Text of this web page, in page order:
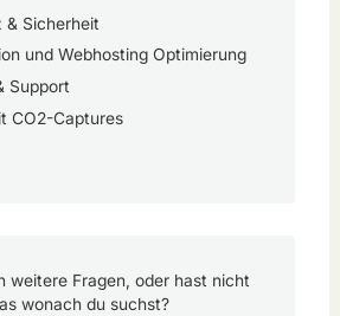
& Sicherheit
und Webhosting Optimierung
Support
CO2-Captures
weitere Fragen, oder hast nicht
wonach du suchst?